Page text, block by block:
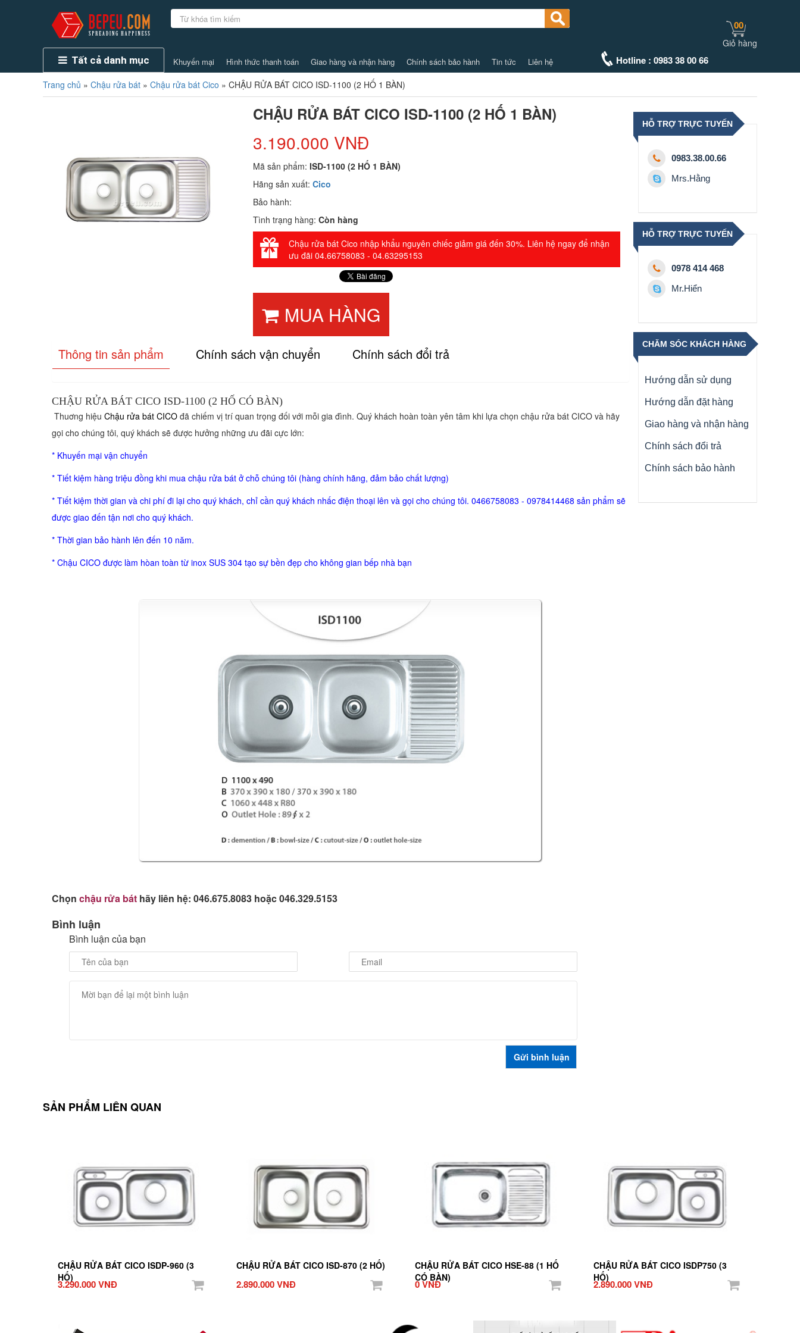
Tất cả danh mục Khuyến mại Hình thức thanh toán Giao hàng và nhận hàng Chính sách bảo hành Tin tức Liên hệ Hotline : 0983 38 00 66
00
Giỏ hàng
Trang chủ » Chậu rửa bát » Chậu rửa bát Cico » CHẬU RỬA BÁT CICO ISD-1100 (2 HỐ 1 BÀN)
CHẬU RỬA BÁT CICO ISD-1100 (2 HỐ 1 BÀN)
3.190.000 VNĐ
Mã sản phẩm:ISD-1100 (2 HỐ 1 BÀN)
Hãng sản xuất:Cico
Bảo hành:
Tình trạng hàng:Còn hàng
Chậu rửa bát Cico nhập khẩu nguyên chiếc giảm giá đến 30%. Liên hệ ngay để nhận
ưu đãi 04.66758083 - 04.63295153
MUA HÀNG
Thông tin sản phẩm Chính sách vận chuyển Chính sách đổi trả
CHẬU RỬA BÁT CICO ISD-1100 (2 HỐ CÓ BÀN)
Thuơng hiệu Chậu rửa bát CICO đã chiếm vị trí quan trọng đối với mỗi gia đình. Quý khách hoàn toàn yên tâm khi lựa chọn chậu rửa bát CICO và hãy
gọi cho chúng tôi, quý khách sẽ được hưởng những ưu đãi cực lớn:
* Khuyến mại vận chuyển
* Tiết kiệm hàng triệu đồng khi mua chậu rửa bát ở chỗ chúng tôi (hàng chính hãng, đảm bảo chất lượng)
* Tiết kiệm thời gian và chi phí đi lại cho quý khách, chỉ cần quý khách nhấc điện thoại lên và gọi cho chúng tôi. 0466758083 - 0978414468 sản phẩm sẽ
được giao đến tận nơi cho quý khách.
* Thời gian bảo hành lên đến 10 năm.
* Chậu CICO được làm hòan toàn từ inox SUS 304 tạo sự bền đẹp cho không gian bếp nhà bạn
Chọn chậu rửa bát hãy liên hệ: 046.675.8083 hoặc 046.329.5153
Bình luận
Bình luận của bạn
HỖ TRỢ TRỰC TUYẾN
0983.38.00.66
Mrs.Hằng
HỖ TRỢ TRỰC TUYẾN
0978 414 468
Mr.Hiển
CHĂM SÓC KHÁCH HÀNG
Hướng dẫn sử dụng
Hướng dẫn đặt hàng
Giao hàng và nhận hàng
Chính sách đổi trả
Chính sách bảo hành
SẢN PHẨM LIÊN QUAN
CHẬU RỬA BÁT CICO ISDP-960 (3
HỐ)
3.290.000 VNĐ
CHẬU RỬA BÁT CICO ISD-870 (2 HỐ)
2.890.000 VNĐ
CHẬU RỬA BÁT CICO HSE-88 (1 HỐ
CÓ BÀN)
0 VNĐ
CHẬU RỬA BÁT CICO ISDP750 (3
HỐ)
2.890.000 VNĐ